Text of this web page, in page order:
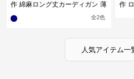
作 綿麻ロング丈カーディガン 薄
全2色
作
人気アイテム一